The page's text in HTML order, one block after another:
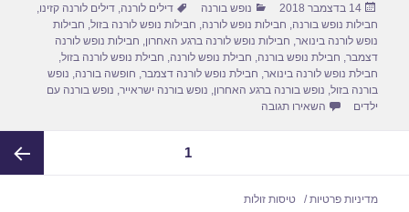
e
b
o
o
o
d
o
n
e
פורסם
בתאריך
14 בדצמבר 2018 קטגוריות
נופש בורנה תגיות
דילים לורנה,דילים לורנה קזינו,
חבילות נופש בורנה, חבילות נופש לורנה, חבילות נופש לורנה בזול, חבילות
נופש לורנה בינואר, חבילות נופש לורנה ברגע האחרון, חבילות נופש לורנה
דצמבר, חבילת נופש בורנה, חבילת נופש לורנה, חבילת נופש לורנה בזול,
חבילת נופש לורנה בינואר, חבילת נופש לורנה דצמבר, חופשה בורנה, נופש
בורנה בזול, נופש בורנה ברגע האחרון, נופש בורנה ישראייר, נופש בורנה עם
ילדים
השאירו תגובה
עמוד1
מדיניות פרטיות טיסות זולות